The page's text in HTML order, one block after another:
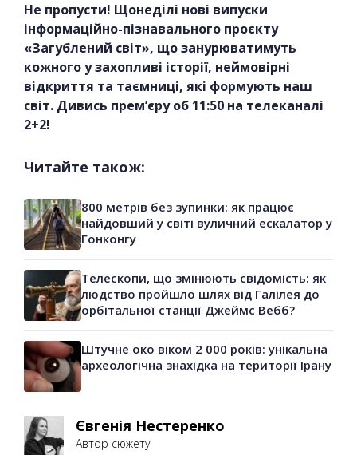
Не пропусти! Щонеділі нові випуски
інформаційно-пізнавального проєкту
«Загублений світ», що занурюватимуть
кожного у захопливі історії, неймовірні
відкриття та таємниці, які формують наш
світ. Дивись прем’єру об 11:50 на телеканалі
2+2!
Читайте також:
800 метрів без зупинки: як працює
найдовший у світі вуличний ескалатор у
Гонконгу
Телескопи, що змінюють свідомість: як
людство пройшло шлях від Галілея до
орбітальної станції Джеймс Вебб?
Штучне око віком 2 000 років: унікальна
археологічна знахідка на території Ірану
Євгенія Нестеренко
Автор сюжету